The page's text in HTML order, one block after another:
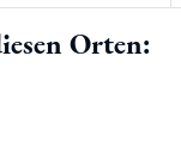
Orten: